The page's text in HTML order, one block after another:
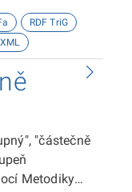
RDF TriG
"částečně
Metodiky